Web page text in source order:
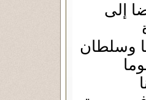
إلى
وسلطان